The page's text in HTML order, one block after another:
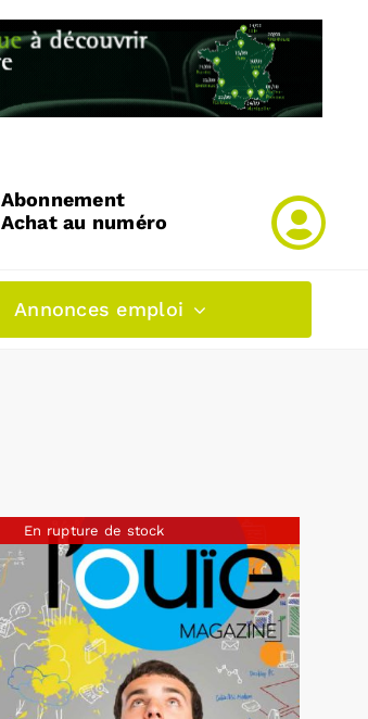
Abonnement
Achat au numéro
Annonces emploi
En rupture de stock